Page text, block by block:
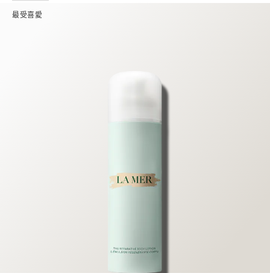
最受喜愛